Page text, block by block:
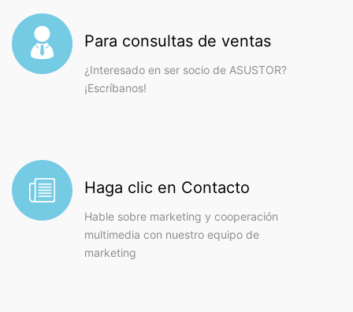
Para consultas de ventas
¿Interesado en ser socio de ASUSTOR?
¡Escríbanos!
Haga clic en Contacto
Hable sobre marketing y cooperación
multimedia con nuestro equipo de
marketing